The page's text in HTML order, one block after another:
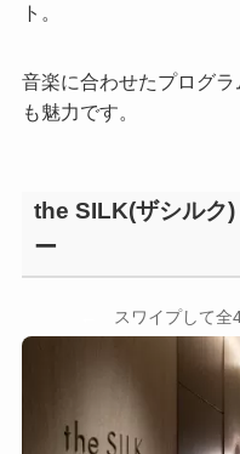
ト。
音楽に合わせたプログ
も魅力です。
the SILK(ザシルク)
ー
スワイプして全